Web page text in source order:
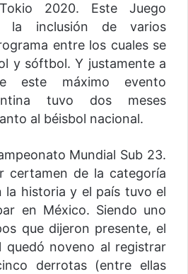
2020. Este Juego
la inclusión de varios
entre los cuales se
y sóftbol. Y justamente a
este máximo evento
tuvo dos meses
al béisbol nacional.
Mundial Sub 23.
certamen de la categoría
la historia y el país tuvo el
en México. Siendo uno
que dijeron presente, el
quedó noveno al registrar
derrotas (entre ellas